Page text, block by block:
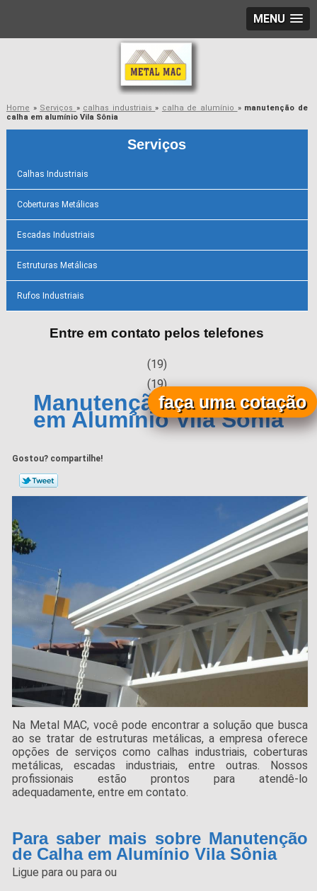
MENU
Home » Serviços » calhas industriais» calha de alumínio » manutenção de
calha em alumínio Vila Sônia
Serviços
Calhas Industriais
Coberturas Metálicas
Escadas Industriais
Estruturas Metálicas
Rufos Industriais
Entre em contato pelos telefones
(19)
(19)
Manutenção de Calha
em Alumínio Vila Sônia
Gostou? compartilhe!
Na Metal MAC, você pode encontrar a solução que busca
ao se tratar de estruturas metálicas, a empresa oferece
opções de serviços como calhas industriais, coberturas
metálicas, escadas industriais, entre outras. Nossos
profissionais estão prontos para atendê-lo
adequadamente, entre em contato.
Para saber mais sobre Manutenção
de Calha em Alumínio Vila Sônia
Ligue paraou paraou
faça uma cotação